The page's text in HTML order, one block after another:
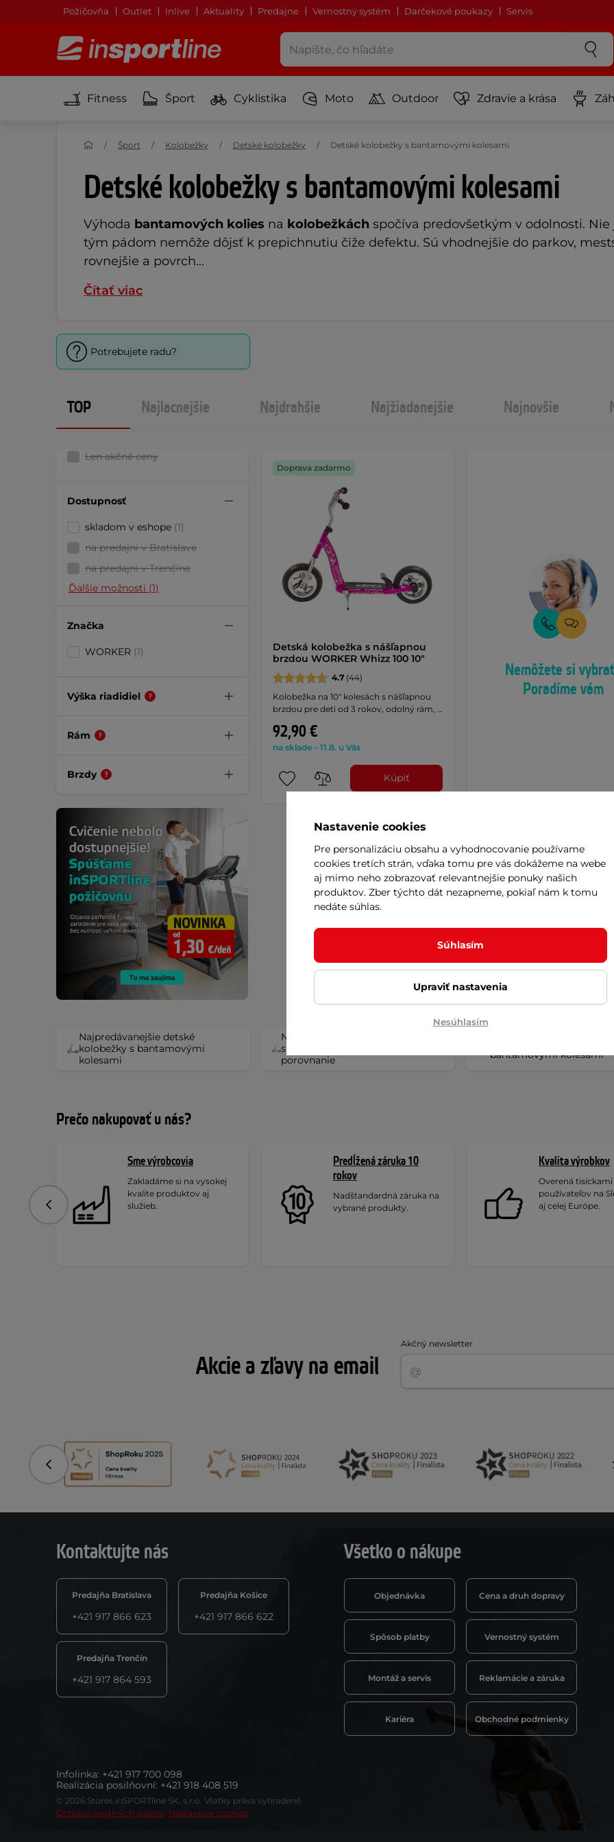
Požičovňa Outlet Inlive Aktuality Predajne Vernostný systém Darčekové poukazy Servis
Fitness Šport Cyklistika Moto Outdoor Zdravie a krása
Detské kolobežky s bantamovými kolesami
Výhoda bantamových kolies na kolobežkách spočíva predovšetkým v odolnosti.
tým pádom nemôže dôjsť k prepichnutiu čiže defektu. Sú vhodnejšie do parkov,
rovnejšie a povrch...
Čítať viac
Šport Kolobežky Detské kolobežky Detské kolobežky s bantamovými kolesami
Potrebujete radu?
TOP Najlacnejšie Najdrahšie Najžiadanejšie Najnovšie
Len akčné ceny
Dostupnosť
skladom v eshope (1)
na predajni v Bratislave
na predajni v Trenčíne
Ďalšie možnosti (1)
Značka
WORKER (1)
Výška riadidiel
Rám
Brzdy
Doprava zadarmo
Detská kolobežka s nášľapnou
brzdou WORKER Whizz 100 10"
4.7 (44)
Kolobežka na 10" kolesách s nášľapnou
brzdou pre deti od 3 rokov, odolný rám, …
92,90 €
na sklade – 11.8. u Vás
Kúpiť
Nemôžete si
Poradíme vám
Najpredávanejšie detské
kolobežky s bantamovými
kolesami
Najpredávanejšie detské kolobežky
s bantamovými kolesami -
porovnanie
bantamovými kolesami
Prečo nakupovať u nás?
Sme výrobcovia
Zakladáme si na vysokej
kvalite produktov aj
služieb.
Predĺžená záruka 10
rokov
Nadštandardná záruka na
vybrané produkty.
Kvalita výrobkov
Overená tisíckami
používateľov na
aj celej Európe.
Predchádzajúce
Akcie a zľavy na email
Akčný newsletter
Predchádzajúce
Kontaktujte nás
Predajňa Bratislava
+421 917 866 623
Predajňa Košice
+421 917 866 622
Predajňa Trenčín
+421 917 864 593
Všetko o nákupe
Objednávka Cena a druh dopravy
Spôsob platby Vernostný systém
Montáž a servis Reklamácie a záruka
Kariéra Obchodné podmienky
Infolinka: +421 917 700 098
Realizácia posilňovní: +421 918 408 519
© 2026 Stores inSPORTline SK, s.r.o. Všetky práva vyhradené
Ochrana osobných údajov Nastavenie cookies
Nastavenie cookies
Pre personalizáciu obsahu a vyhodnocovanie používame
cookies tretích strán, vďaka tomu pre vás dokážeme na webe
aj mimo neho zobrazovať relevantnejšie ponuky našich
produktov. Zber týchto dát nezapneme, pokiaľ nám k tomu
nedáte súhlas.
Súhlasím
Upraviť nastavenia
Nesúhlasím